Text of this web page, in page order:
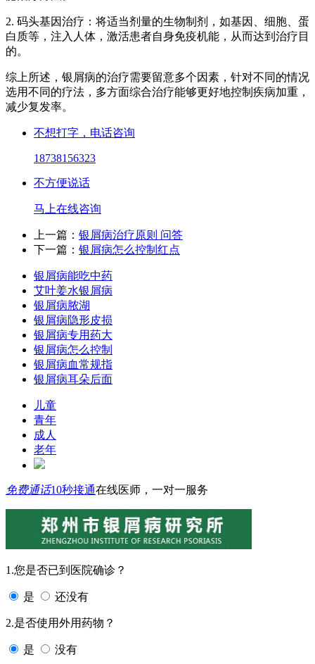
2. 码头基因治疗：将适当剂量的生物制剂，如基因、细胞、蛋
白质等，注入人体，激活患者自身免疫机能，从而达到治疗目
的。
综上所述，银屑病的治疗需要留意多个因素，针对不同的情况
选用不同的疗法，多方面综合治疗能够更好地控制疾病加重，
减少复发率。
不想打字，电话咨询
18738156323
不方便说话
马上在线咨询
上一篇： 银屑病治疗原则 问答
下一篇： 银屑病怎么控制红点
银屑病能吃中药
艾叶姜水银屑病
银屑病脓湖
银屑病隐形皮损
银屑病专用药大
银屑病怎么控制
银屑病血常规指
银屑病耳朵后面
儿童
青年
成人
老年
免费通话10秒接通在线医师，一对一服务
1.您是否已到医院确诊？
是 还没有
2.是否使用外用药物？
是 没有